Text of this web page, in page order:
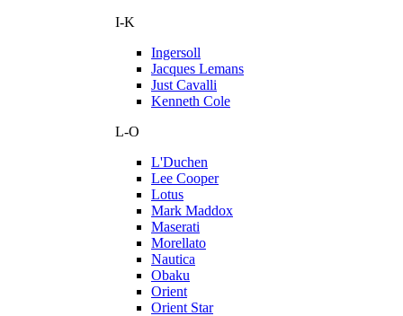
I-K
Ingersoll
Jacques Lemans
Just Cavalli
Kenneth Cole
L-O
L'Duchen
Lee Cooper
Lotus
Mark Maddox
Maserati
Morellato
Nautica
Obaku
Orient
Orient Star